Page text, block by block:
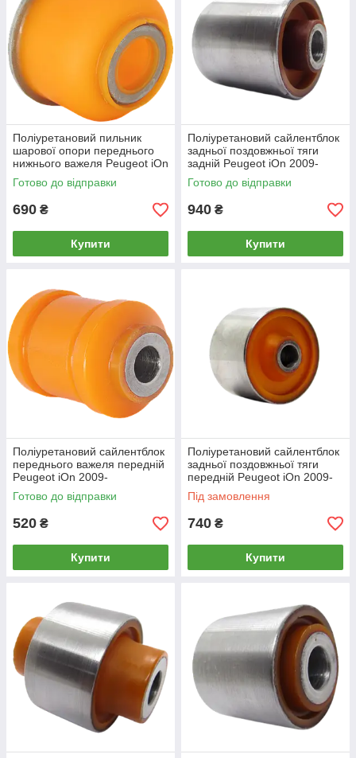
Поліуретановий пильник
шарової опори переднього
нижнього важеля Peugeot iOn
2009-
Готово до відправки
690 ₴
Купити
Поліуретановий сайлентблок
задньої поздовжньої тяги
задній Peugeot iOn 2009-
Готово до відправки
940 ₴
Купити
Поліуретановий сайлентблок
переднього важеля передній
Peugeot iOn 2009-
Готово до відправки
520 ₴
Купити
Поліуретановий сайлентблок
задньої поздовжньої тяги
передній Peugeot iOn 2009-
Під замовлення
740 ₴
Купити